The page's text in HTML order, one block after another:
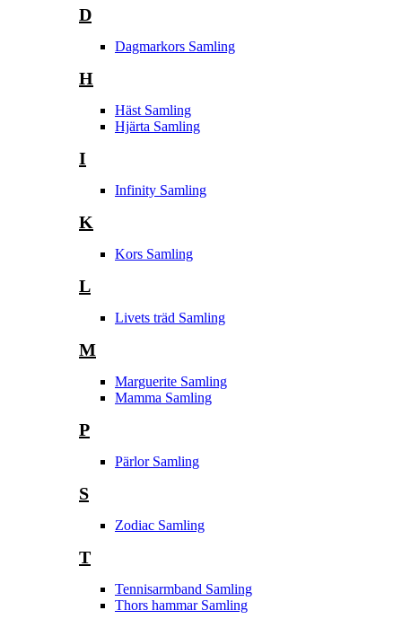
D
Dagmarkors Samling
H
Häst Samling
Hjärta Samling
I
Infinity Samling
K
Kors Samling
L
Livets träd Samling
M
Marguerite Samling
Mamma Samling
P
Pärlor Samling
S
Zodiac Samling
T
Tennisarmband Samling
Thors hammar Samling